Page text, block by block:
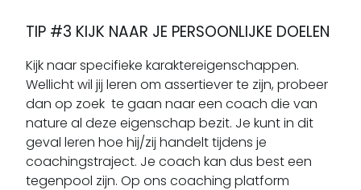
TIP #3 KIJK NAAR JE PERSOONLIJKE DOELEN
Kijk naar specifieke karaktereigenschappen.
Wellicht wil jij leren om assertiever te zijn, probeer
dan op zoek te gaan naar een coach die van
nature al deze eigenschap bezit. Je kunt in dit
geval leren hoe hij/zij handelt tijdens je
coachingstraject. Je coach kan dus best een
tegenpool zijn. Op ons coaching platform